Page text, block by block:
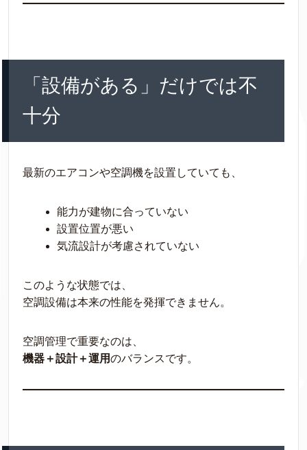
「設備がある」だけでは不
十分
最新のエアコンや空調機を設置していても、
能力が建物に合っていない
設置位置が悪い
気流設計が考慮されていない
このような状態では、
空調設備は本来の性能を発揮できません。
空調管理で重要なのは、
機器＋設計＋運用のバランスです。